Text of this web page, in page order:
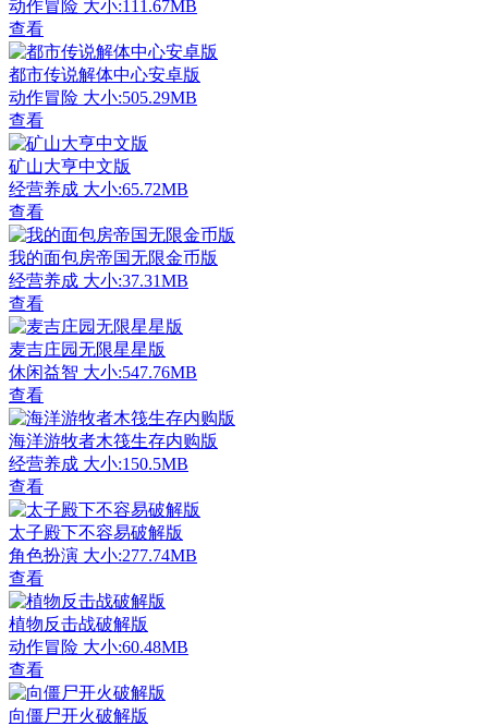
动作冒险 大小:111.67MB
查看
都市传说解体中心安卓版
动作冒险 大小:505.29MB
查看
矿山大亨中文版
经营养成 大小:65.72MB
查看
我的面包房帝国无限金币版
经营养成 大小:37.31MB
查看
麦吉庄园无限星星版
休闲益智 大小:547.76MB
查看
海洋游牧者木筏生存内购版
经营养成 大小:150.5MB
查看
太子殿下不容易破解版
角色扮演 大小:277.74MB
查看
植物反击战破解版
动作冒险 大小:60.48MB
查看
向僵尸开火破解版